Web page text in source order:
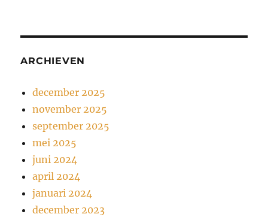
ARCHIEVEN
december 2025
november 2025
september 2025
mei 2025
juni 2024
april 2024
januari 2024
december 2023